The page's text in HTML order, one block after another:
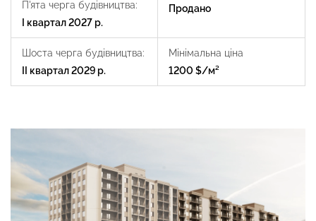
П'ята черга будівництва:
І квартал 2027 р.
Продано
Шоста черга будівництва:
IІ квартал 2029 р.
Мінімальна ціна
1200 $/м²